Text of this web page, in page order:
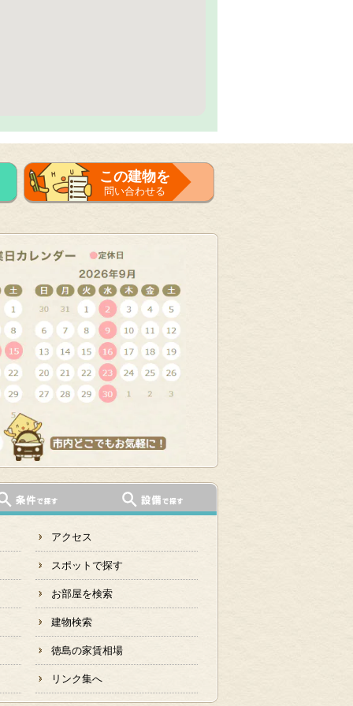
この建物を
問い合わせる
アクセス
スポットで探す
お部屋を検索
建物検索
徳島の家賃相場
リンク集へ